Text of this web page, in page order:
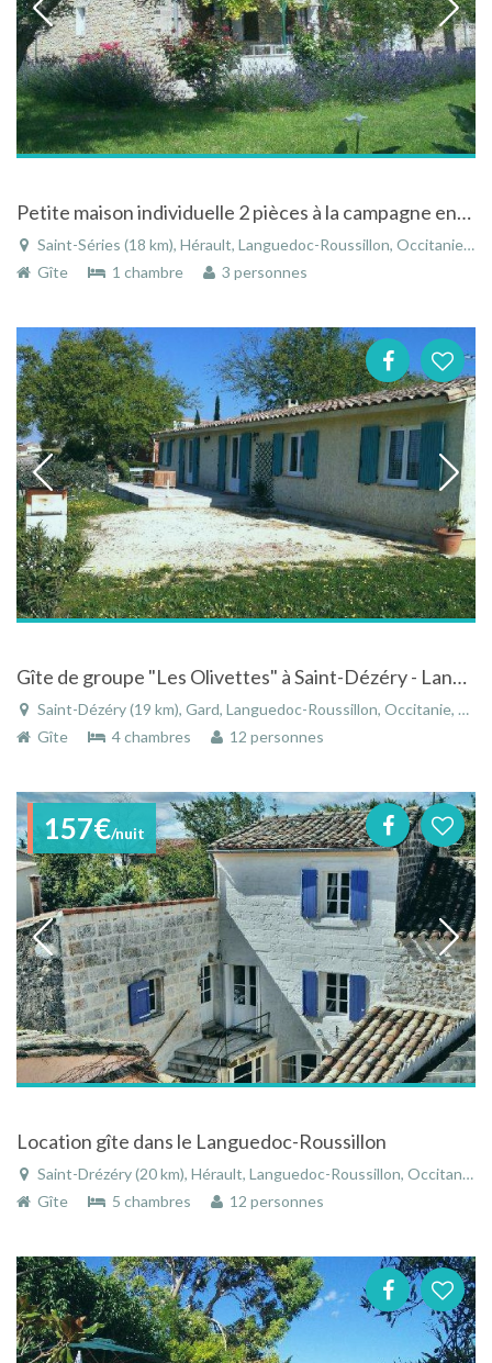
Petite maison individuelle 2 pièces à la campagne entre Montpellier- Nimes à 16km de la Méditerranée
Saint-Séries (18 km), Hérault, Languedoc-Roussillon, Occitanie, France
Gîte
1 chambre 3 personnes
Gîte de groupe "Les Olivettes" à Saint-Dézéry - Languedoc-Roussillon au coeur du Gard avec piscine
Saint-Dézéry (19 km), Gard, Languedoc-Roussillon, Occitanie, France
Gîte
4 chambres 12 personnes
157€/nuit
Location gîte dans le Languedoc-Roussillon
Saint-Drézéry (20 km), Hérault, Languedoc-Roussillon, Occitanie, France
Gîte
5 chambres 12 personnes